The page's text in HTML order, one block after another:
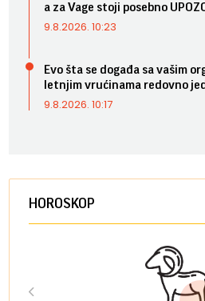
a za Vage stoji posebno
9.8.2026. 10:23
Evo šta se događa sa vašim
letnjim vrućinama redovno
9.8.2026. 10:17
HOROSKOP